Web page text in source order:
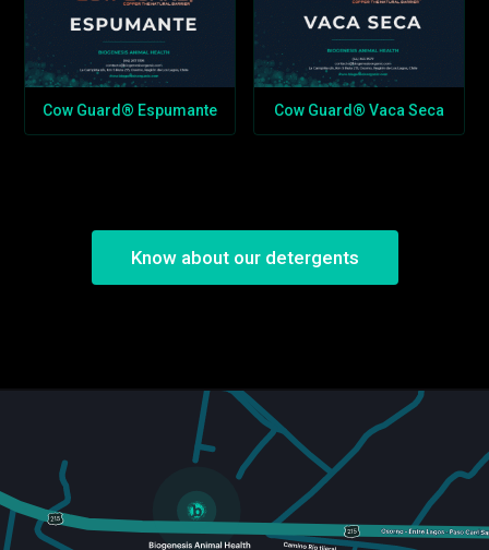
Cow Guard® Espumante Cow Guard® Vaca Seca
Know about our detergents